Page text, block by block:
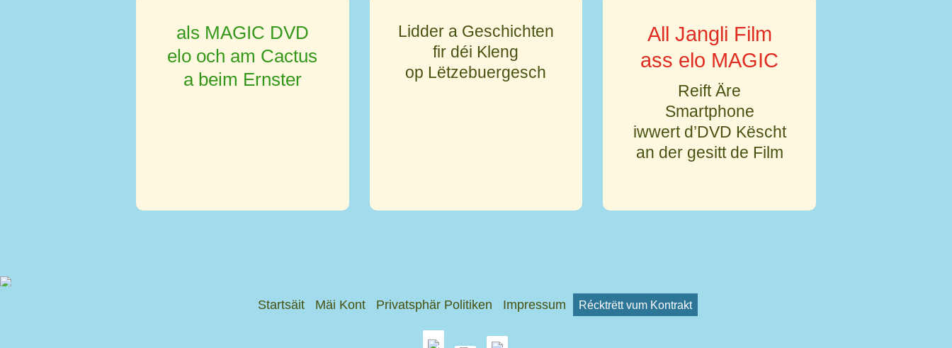
Schalt den Toun un
als MAGIC DVD
elo och am Cactus
a beim Ernster
Lidder a Geschichten
fir déi Kleng
op Lëtzebuergesch
All Jangli Film
ass elo MAGIC
Reift Äre
Smartphone
iwwert d’DVD Këscht
an der gesitt de Film
Startsäit Mäi Kont Privatsphär Politiken Impressum Récktrëtt vum Kontrakt